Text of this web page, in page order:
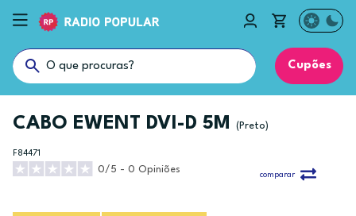
Cupões
CABO EWENT DVI-D 5M (Preto)
F84471
0/5 - 0 Opiniões
comparar